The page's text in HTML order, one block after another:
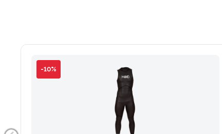
- Толщина неопрена: 1,5 мм J-NEO II и 2 мм J-NEO II
- Внешний слой: Гладкая кожа
- Внутренний трикотаж: Ультраэластичный
-10%